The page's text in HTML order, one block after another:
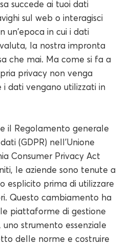
succede ai tuoi dati
sul web o interagisci
un'epoca in cui i dati
la nostra impronta
che mai. Ma come si fa a
privacy non venga
dati vengano utilizzati in
il Regolamento generale
(GDPR) nell'Unione
Consumer Privacy Act
le aziende sono tenute a
esplicito prima di utilizzare
Questo cambiamento ha
piattaforme di gestione
uno strumento essenziale
delle norme e costruire